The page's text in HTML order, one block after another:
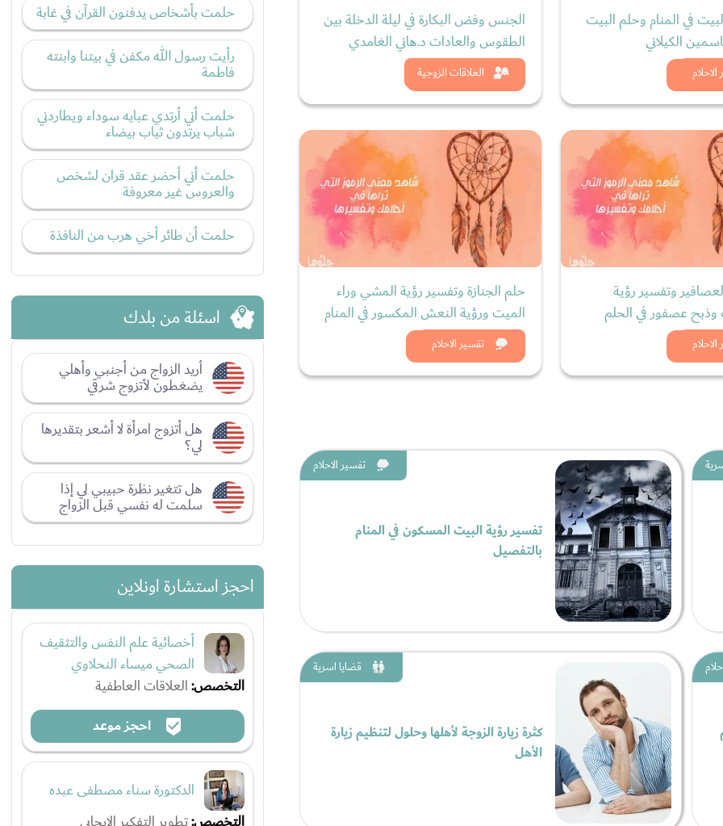
في المنام وحلم البيت
الكيلاني
الان
العلاقات الزوجية
الجنس وفض البكارة في ليلة الدخلة بين
الطقوس والعادات د.هاني الغامدي
شاهد الان
وتفسير رؤية
عصفور في الحلم
الان
تفسير الاحلام
حلم الجنازة وتفسير رؤية المشي وراء
الميت ورؤية النعش المكسور في المنام
شاهد الان
تفسير الاحلام
تفسير رؤية البيت المسكون في المنام
بالتفصيل
قضايا اسرية
كثرة زيارة الزوجة لأهلها وحلول لتنظيم زيارة
الأهل
حلمت بأشخاص يدفنون القرآن في غابة
رأيت رسول الله مكفن في بيتنا وابنته
فاطمة
حلمت أني أرتدي عبايه سوداء ويطاردني
شباب يرتدون ثياب بيضاء
حلمت أني أحضر عقد قران لشخص
والعروس غير معروفة
حلمت أن طائر أخي هرب من النافذة
اسئلة من بلدك
أريد الزواج من أجنبي وأهلي
يضغطون لأتزوج شرقي
هل أتزوج امرأة لا أشعر بتقديرها
لي؟
هل تتغير نظرة حبيبي لي إذا
سلمت له نفسي قبل الزواج
احجز استشارة اونلاين
أخصائية علم النفس والتثقيف
الصحي ميساء النحلاوي
التخصص:العلاقات العاطفية
احجز موعد
الدكتورة سناء مصطفى عبده
التخصص:تطوير التفكير الإيجابي